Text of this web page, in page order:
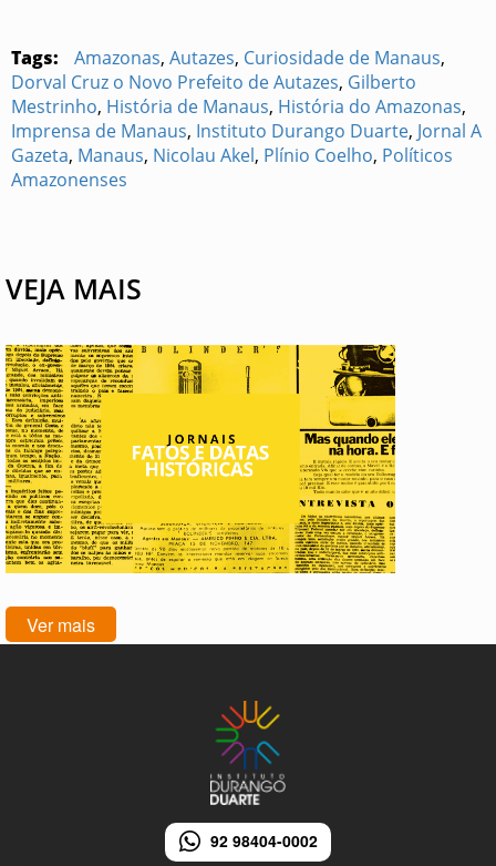
Tags: Amazonas, Autazes, Curiosidade de Manaus,
Dorval Cruz o Novo Prefeito de Autazes, Gilberto
Mestrinho, História de Manaus, História do Amazonas,
Imprensa de Manaus, Instituto Durango Duarte, Jornal A
Gazeta, Manaus, Nicolau Akel, Plínio Coelho, Políticos
Amazonenses
VEJA MAIS
Ver mais
92 98404-0002